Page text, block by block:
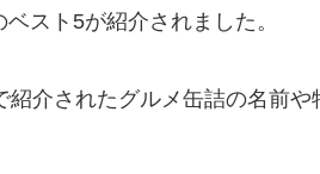
スト5が紹介されました。
介されたグルメ缶詰の名前